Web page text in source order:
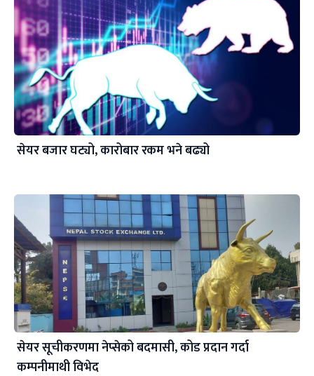
सेयर बजार घट्यो, कारोबार रकम भने बढ्यो
सेयर सूचीकरणमा नेप्सेको बदमासी, कोड प्रदान गर्दा
कम्पनीमाथी विभेद